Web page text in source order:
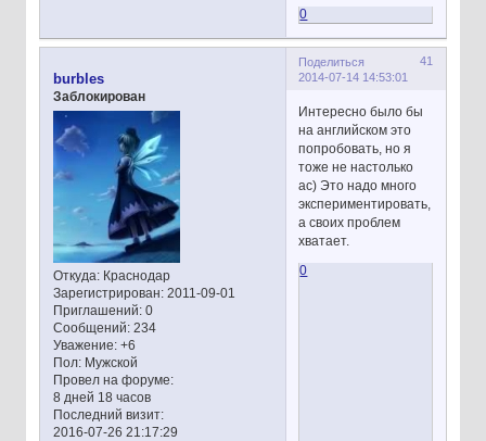
0
Поделиться
41
2014-07-14 14:53:01
burbles
Заблокирован
Откуда:Краснодар
Зарегистрирован: 2011-09-01
Приглашений:0
Сообщений:234
Уважение: +6
Пол:Мужской
Провел на форуме:
8 дней 18 часов
Последний визит:
2016-07-26 21:17:29
Интересно было бы
на английском это
попробовать, но я
тоже не настолько
ас) Это надо много
экспериментировать,
а своих проблем
хватает.
0